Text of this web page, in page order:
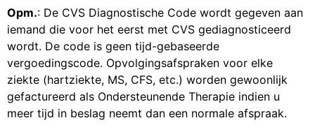
Opm.: De CVS Diagnostische Code wordt gegeven aan
iemand die voor het eerst met CVS gediagnosticeerd
wordt. De code is geen tijd-gebaseerde
vergoedingscode. Opvolgingsafspraken voor elke
ziekte (hartziekte, MS, CFS, etc.) worden gewoonlijk
gefactureerd als Ondersteunende Therapie indien u
meer tijd in beslag neemt dan een normale afspraak.